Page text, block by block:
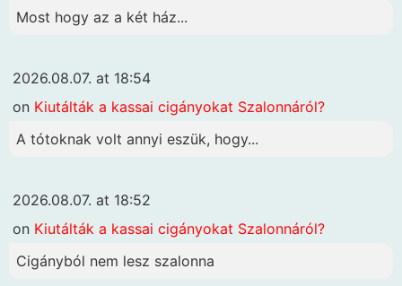
Most hogy az a két ház...
2026.08.07. at 18:54
on Kiutálták a kassai cigányokat Szalonnáról?
A tótoknak volt annyi eszük, hogy...
2026.08.07. at 18:52
on Kiutálták a kassai cigányokat Szalonnáról?
Cigányból nem lesz szalonna